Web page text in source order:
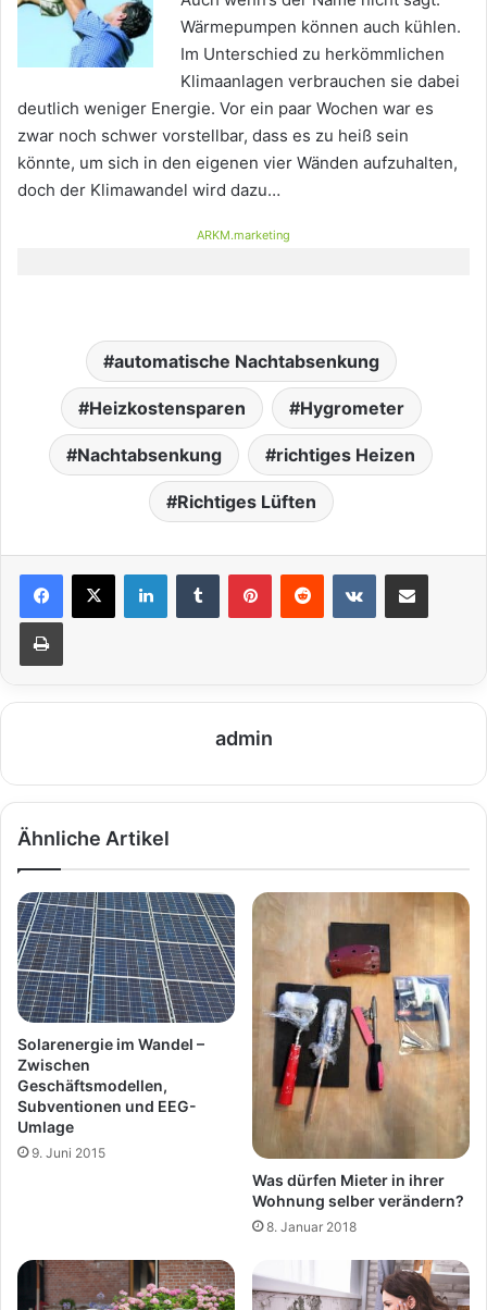
Wärmepumpen können auch kühlen.
Im Unterschied zu herkömmlichen
Klimaanlagen verbrauchen sie dabei
deutlich weniger Energie. Vor ein paar Wochen war es
zwar noch schwer vorstellbar, dass es zu heiß sein
könnte, um sich in den eigenen vier Wänden aufzuhalten,
doch der Klimawandel wird dazu…
ARKM.marketing
automatische Nachtabsenkung
Heizkostensparen Hygrometer
Nachtabsenkung richtiges Heizen
Richtiges Lüften
admin
Ähnliche Artikel
Solarenergie im Wandel –
Zwischen
Geschäftsmodellen,
Subventionen und EEG-
Umlage
9. Juni 2015
Was dürfen Mieter in ihrer
Wohnung selber verändern?
8. Januar 2018